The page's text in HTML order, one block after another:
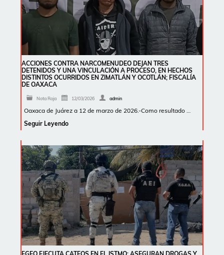
ACCIONES CONTRA NARCOMENUDEO DEJAN TRES
DETENIDOS Y UNA VINCULACIÓN A PROCESO, EN HECHOS
DISTINTOS OCURRIDOS EN ZIMATLÁN Y OCOTLÁN; FISCALÍA
DE OAXACA
Nota Roja 12/03/2026 admin
Oaxaca de Juárez a 12 de marzo de 2026.-Como resultado …
Seguir Leyendo